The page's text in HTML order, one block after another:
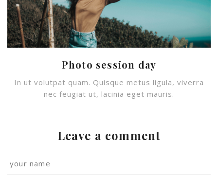
Photo session day
In ut volutpat quam. Quisque metus ligula, viverra
nec feugiat ut, lacinia eget mauris.
Leave a comment